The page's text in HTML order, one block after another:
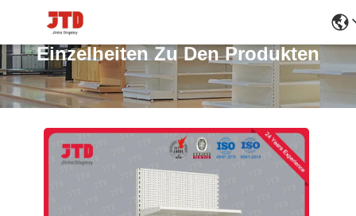
Einzelheiten Zu Den Produkten